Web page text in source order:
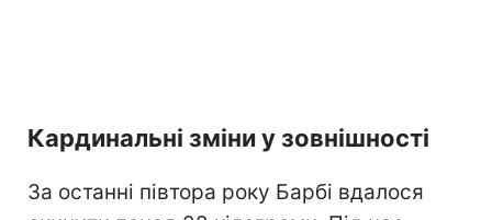
Кардинальні зміни у зовнішності
За останні півтора року Барбі вдалося